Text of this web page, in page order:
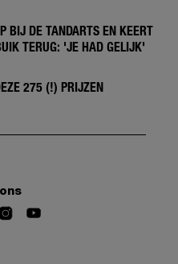
BIJ DE TANDARTS EN KEERT
TERUG: 'JE HAD GELIJK'
275 (!) PRIJZEN